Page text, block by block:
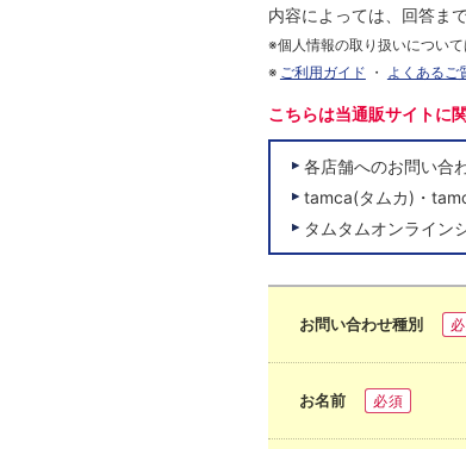
内容によっては、回答ま
※個人情報の取り扱いについて
※ ご利用ガイド ・ よくあるご
こちらは当通販サイトに
各店舗へのお問い合
tamca(タムカ)・
タムタムオンライン
お問い合わせ種別
お名前 必須